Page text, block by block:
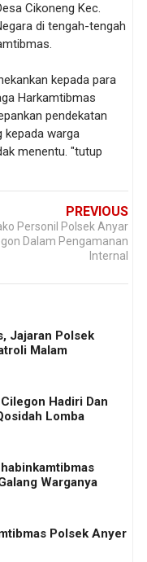
Cikoneng Kec.
di tengah-tengah
kepada para
Harkamtibmas
pendekatan
kepada warga
menentu. "tutup
PREVIOUS
Personil Polsek Anyar
Dalam Pengamanan
Internal
Jajaran Polsek
Malam
Hadiri Dan
Lomba
Warganya
Polsek Anyer